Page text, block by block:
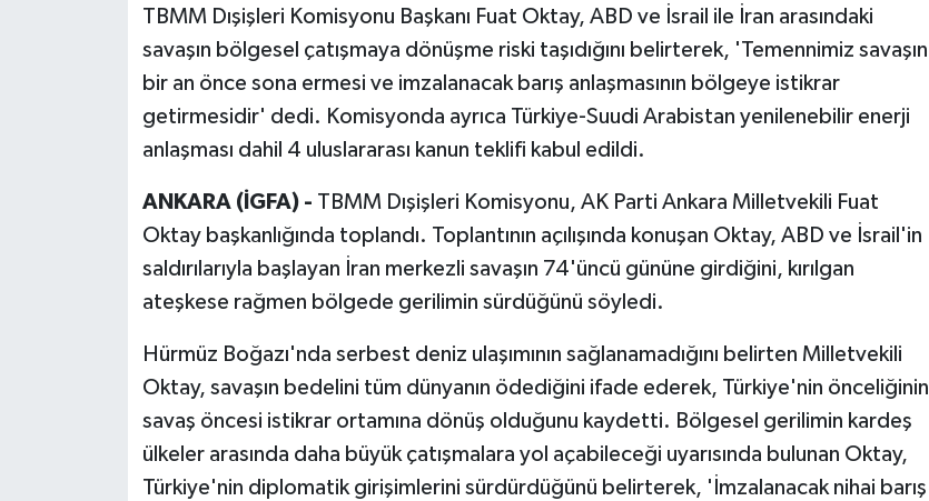
TBMM Dışişleri Komisyonu Başkanı Fuat Oktay, ABD ve İsrail ile İran arasındaki
savaşın bölgesel çatışmaya dönüşme riski taşıdığını belirterek, 'Temennimiz savaşın
bir an önce sona ermesi ve imzalanacak barış anlaşmasının bölgeye istikrar
getirmesidir' dedi. Komisyonda ayrıca Türkiye-Suudi Arabistan yenilenebilir enerji
anlaşması dahil 4 uluslararası kanun teklifi kabul edildi.
ANKARA (İGFA) - TBMM Dışişleri Komisyonu, AK Parti Ankara Milletvekili Fuat
Oktay başkanlığında toplandı. Toplantının açılışında konuşan Oktay, ABD ve İsrail'in
saldırılarıyla başlayan İran merkezli savaşın 74'üncü gününe girdiğini, kırılgan
ateşkese rağmen bölgede gerilimin sürdüğünü söyledi.
Hürmüz Boğazı'nda serbest deniz ulaşımının sağlanamadığını belirten Milletvekili
Oktay, savaşın bedelini tüm dünyanın ödediğini ifade ederek, Türkiye'nin önceliğinin
savaş öncesi istikrar ortamına dönüş olduğunu kaydetti. Bölgesel gerilimin kardeş
ülkeler arasında daha büyük çatışmalara yol açabileceği uyarısında bulunan Oktay,
Türkiye'nin diplomatik girişimlerini sürdürdüğünü belirterek, 'İmzalanacak nihai barış